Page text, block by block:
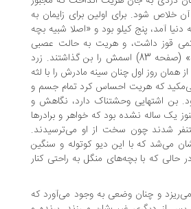
برای اولین برای زایمان به
پنج کیلو بود و «اصلا شبیه بچه
داشت، و هریت به حالت عصبی
پرسید: «مثل غول یا دیوه» (صفحه 83) اسمش را بن گذاشتند. زرد
اول چنان سینه مادرش را با لثه
که هریت احساس کرد تمام جسم و
وحشتناک دارد، نگاهش و
نشده بود که خواهر و برادرها
چون سخت از او می‌ترسیدند.
که با این دیو کوتوله و سنگین
با بچه‌های منگل به راحتی کنار
و چنان وضعی به وجود می‌آورد که